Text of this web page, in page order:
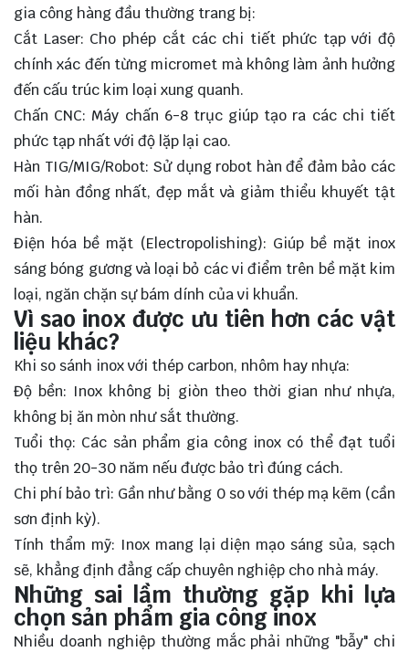
gia công hàng đầu thường trang bị:
Cắt Laser: Cho phép cắt các chi tiết phức tạp với độ
chính xác đến từng micromet mà không làm ảnh hưởng
đến cấu trúc kim loại xung quanh.
Chấn CNC: Máy chấn 6-8 trục giúp tạo ra các chi tiết
phức tạp nhất với độ lặp lại cao.
Hàn TIG/MIG/Robot: Sử dụng robot hàn để đảm bảo các
mối hàn đồng nhất, đẹp mắt và giảm thiểu khuyết tật
hàn.
Điện hóa bề mặt (Electropolishing): Giúp bề mặt inox
sáng bóng gương và loại bỏ các vi điểm trên bề mặt kim
loại, ngăn chặn sự bám dính của vi khuẩn.
Vì sao inox được ưu tiên hơn các vật
liệu khác?
Khi so sánh inox với thép carbon, nhôm hay nhựa:
Độ bền: Inox không bị giòn theo thời gian như nhựa,
không bị ăn mòn như sắt thường.
Tuổi thọ: Các sản phẩm gia công inox có thể đạt tuổi
thọ trên 20-30 năm nếu được bảo trì đúng cách.
Chi phí bảo trì: Gần như bằng 0 so với thép mạ kẽm (cần
sơn định kỳ).
Tính thẩm mỹ: Inox mang lại diện mạo sáng sủa, sạch
sẽ, khẳng định đẳng cấp chuyên nghiệp cho nhà máy.
Những sai lầm thường gặp khi lựa
chọn sản phẩm gia công inox
Nhiều doanh nghiệp thường mắc phải những "bẫy" chi